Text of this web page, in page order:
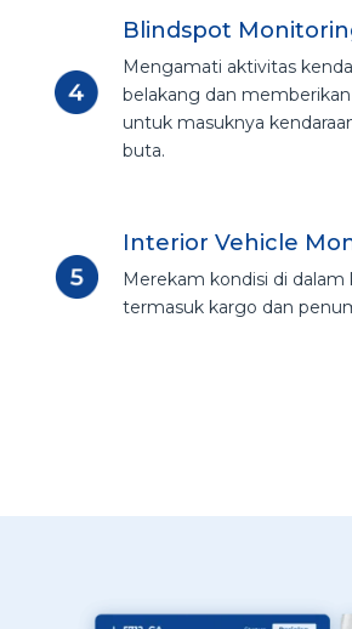
Blindspot
Mengamati aktivitas
belakang dan
untuk masuknya
buta.
Interior Vehicle
Merekam kondisi di dalam
termasuk kargo dan